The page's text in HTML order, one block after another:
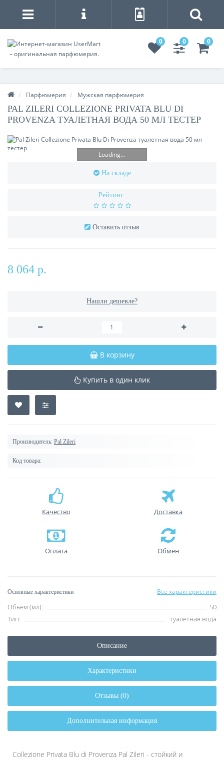
0 0 0
Парфюмерия Мужская парфюмерия
PAL ZILERI COLLEZIONE PRIVATA BLU DI
PROVENZA ТУАЛЕТНАЯ ВОДА 50 МЛ ТЕСТЕР
Loading...
На складе
Рейтинг:
Оставить отзыв
8 064 р.
Нашли дешевле?
В корзину
Купить в один клик
Производитель: Pal Zileri
Код товара:
Качество Доставка
Оплата Обмен
Основные характеристики Все характеристики
Объём (мл):
50
Тип:
туалетная вода
Описание
Характеристики
Отзывы (0)
Дополнительная информация
Collezione Privata Blu di Provenza Pal Zileri - стойкий и